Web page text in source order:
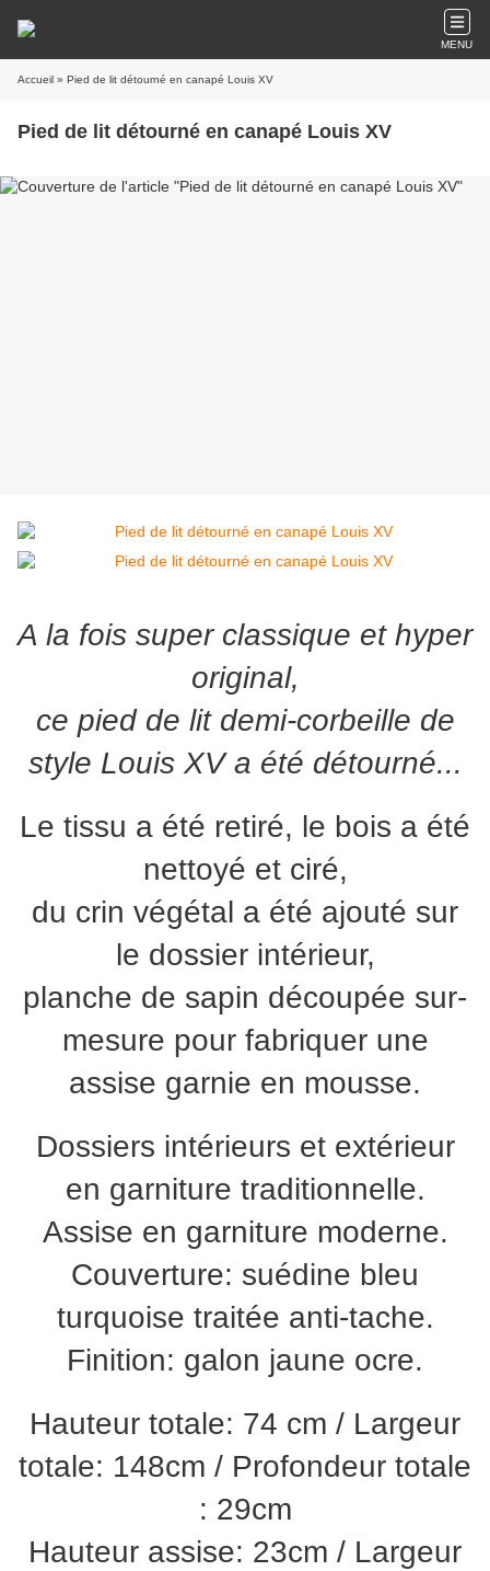
MENU
Accueil » Pied de lit détourné en canapé Louis XV
Pied de lit détourné en canapé Louis XV
A la fois super classique et hyper
original,
ce pied de lit demi-corbeille de
style Louis XV a été détourné...
Le tissu a été retiré, le bois a été
nettoyé et ciré,
du crin végétal a été ajouté sur
le dossier intérieur,
planche de sapin découpée sur-
mesure pour fabriquer une
assise garnie en mousse.
Dossiers intérieurs et extérieur
en garniture traditionnelle.
Assise en garniture moderne.
Couverture: suédine bleu
turquoise traitée anti-tache.
Finition: galon jaune ocre.
Hauteur totale: 74 cm / Largeur
totale: 148cm / Profondeur totale
: 29cm
Hauteur assise: 23cm / Largeur